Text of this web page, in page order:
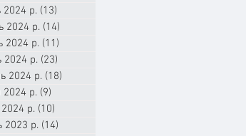
2024 р. (13)
2024 р. (14)
2024 р. (11)
2024 р. (23)
2024 р. (18)
2024 р. (9)
2024 р. (10)
2023 р. (14)